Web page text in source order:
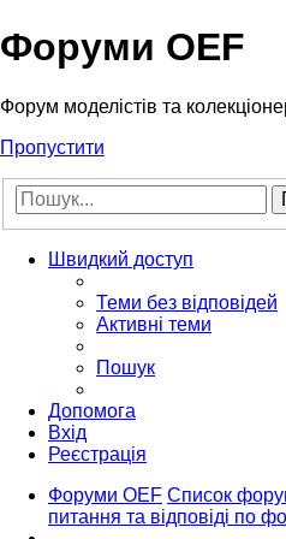
Форуми OEF
Форум моделістів та
Пропустити
Швидкий доступ
Теми без відповідей
Активні теми
Пошук
Допомога
Вхід
Реєстрація
Форуми OEF Список
питання та відповіді по